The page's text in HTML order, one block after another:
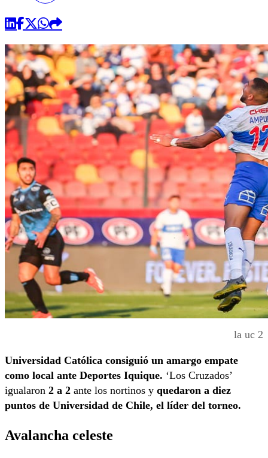
la uc 2
Universidad Católica consiguió un amargo empate
como local ante Deportes Iquique. ‘Los Cruzados’
igualaron 2 a 2 ante los nortinos y quedaron a diez
puntos de Universidad de Chile, el líder del torneo.
Avalancha celeste